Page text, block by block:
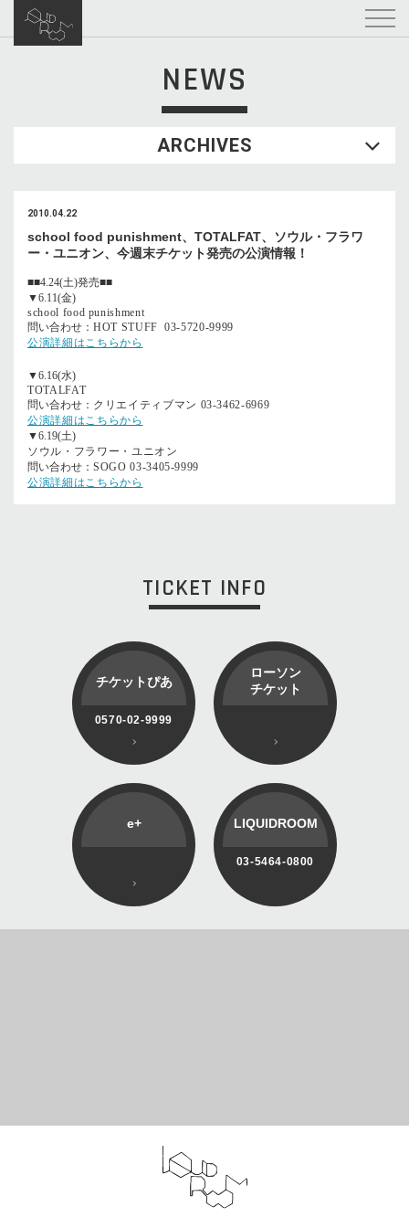
NEWS
ARCHIVES
2010.04.22
school food punishment、TOTALFAT、ソウル・フラワ
ー・ユニオン、今週末チケット発売の公演情報！
■■4.24(土)発売■■
▼6.11(金)
school food punishment
問い合わせ： HOT STUFF 03-5720-9999
公演詳細はこちらから
▼6.16(水)
TOTALFAT
問い合わせ： クリエイティブマン 03-3462-6969
公演詳細はこちらから
▼6.19(土)
ソウル・フラワー・ユニオン
問い合わせ： SOGO 03-3405-9999
公演詳細はこちらから
TICKET INFO
チケットぴあ
0570-02-9999
ローソン
チケット
e+ LIQUIDROOM
03-5464-0800